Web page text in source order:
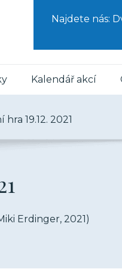
Najdete nás:
Kalendář akcí
hra 19.12. 2021
Erdinger, 2021)